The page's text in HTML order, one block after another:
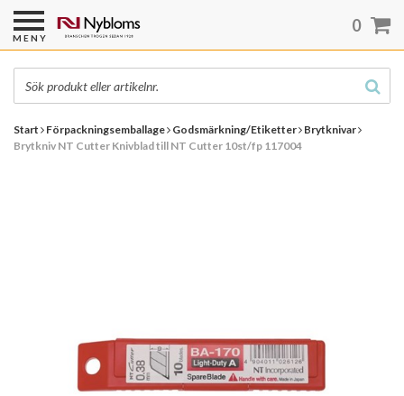
Start Förpackningsemballage Godsmärkning/Etiketter Brytknivar
Brytkniv NT Cutter Knivblad till NT Cutter 10st/fp 117004
MENY
0